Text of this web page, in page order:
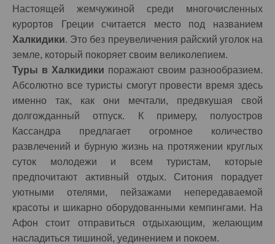
Настоящей жемчужиной среди многочисленных
курортов Греции считается место под названием
Халкидики. Это без преувеличения райский уголок на
земле, который покоряет своим великолепием.
Туры в Халкидики поражают своим разнообразием.
Абсолютно все туристы смогут провести время здесь
именно так, как они мечтали, предвкушая свой
долгожданный отпуск. К примеру, полуостров
Кассандра предлагает огромное количество
развлечений и бурную жизнь на протяжении круглых
суток молодежи и всем туристам, которые
предпочитают активный отдых. Ситония порадует
уютными отелями, пейзажами непередаваемой
красоты и шикарно оборудованными кемпингами. На
Афон стоит отправиться отдыхающим, желающим
насладиться тишиной, уединением и покоем.